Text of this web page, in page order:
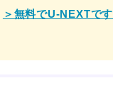
＞無料でU-NEXTで